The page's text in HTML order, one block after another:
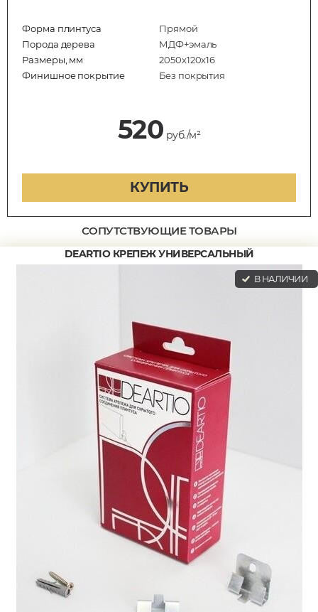
Форма плинтуса
Прямой
Порода дерева
МДФ+эмаль
Размеры, мм
2050x120x16
Финишное покрытие
Без покрытия
520 руб./м²
КУПИТЬ
СОПУТСТВУЮЩИЕ ТОВАРЫ
DEARTIO КРЕПЕЖ УНИВЕРСАЛЬНЫЙ
В НАЛИЧИИ